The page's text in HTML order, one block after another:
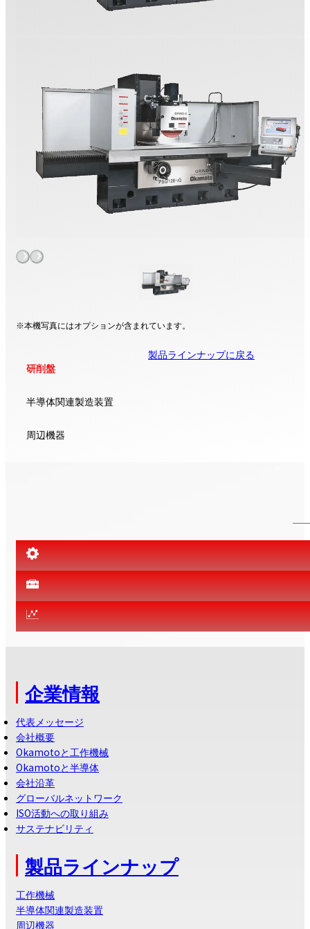
※本機写真にはオプションが含まれています。
研削盤
半導体関連製造装置
周辺機器
製品ラインナップに戻る
企業情報
代表メッセージ
会社概要
Okamotoと工作機械
Okamotoと半導体
会社沿革
グローバルネットワーク
ISO活動への取り組み
サステナビリティ
製品ラインナップ
工作機械
半導体関連製造装置
周辺機器